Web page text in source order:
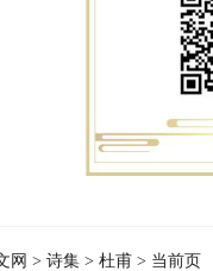
网 > 诗集 > 杜甫 > 当前页